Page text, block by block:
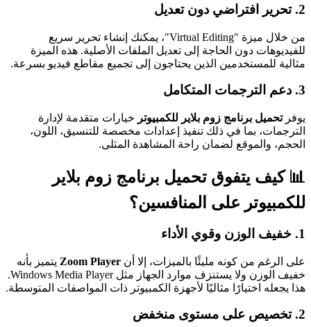
2. تحرير افتراضي دون تعديل
من خلال ميزة "Virtual Editing"، يمكنك إنشاء تحرير سريع
للفيديوهات دون الحاجة إلى تعديل الملفات الأصلية. هذه الميزة
مثالية للمستخدمين الذين يحتاجون إلى تجميع مقاطع فيديو بسرعة.
3. دعم الترجمات المتكامل
يوفرتحميل برنامج زوم بلاير للكمبيوتر خيارات متقدمة لإدارة
الترجمات، بما في ذلك تنفيذ إعدادات مخصصة للتنسيق، اللون،
الحجم، والموقع لضمان راحة المشاهدة المثلى.
📊كيف يتفوق تحميل برنامج زوم بلاير
للكمبيوتر على المنافسين؟
1. خفيف الوزن وقوي الأداء
على الرغم من كونه مليئًا بالميزات، إلا أن Zoom Player يتميز بأنه
خفيف الوزن ولا يستنزف موارد الجهاز مثل Windows Media Player.
هذا يجعله اختيارًا مثاليًا لأجهزة الكمبيوتر ذات المواصفات المتوسطة.
2. تخصيص على مستوى منخفض